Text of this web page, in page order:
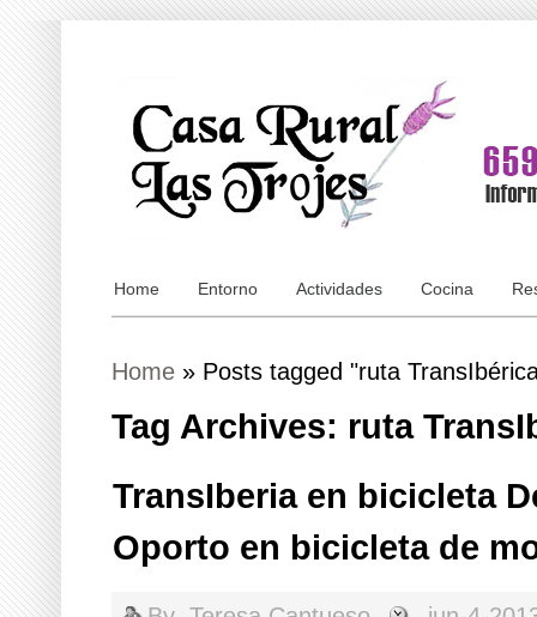
Home Entorno Actividades Cocina
Home » Posts tagged "ruta
Tag Archives: ruta
TransIberia en bicicleta
Oporto en bicicleta de